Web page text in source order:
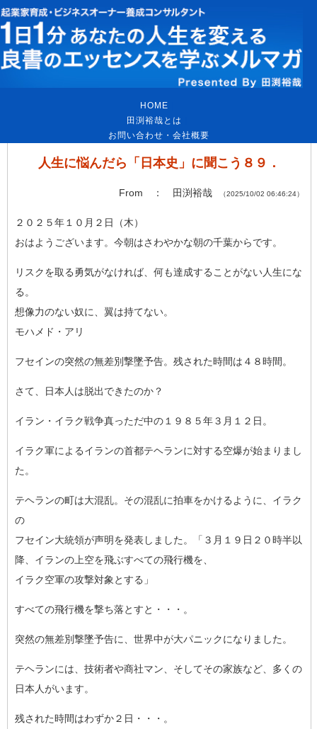
HOME
田渕裕哉とは
お問い合わせ・会社概要
人生に悩んだら「日本史」に聞こう８９．
From ： 田渕裕哉 （2025/10/02 06:46:24）
２０２５年１０月２日（木）
おはようございます。今朝はさわやかな朝の千葉からです。
リスクを取る勇気がなければ、何も達成することがない人生にな
る 。
想像力のない奴に、翼は持てない。
モハメド・アリ
フセインの突然の無差別撃墜予告。残された時間は４８時間。
さて、日本人は脱出できたのか？
イラン・イラク戦争真っただ中の１９８５年３月１２日。
イラク軍によるイランの首都テヘランに対する空爆が始まりまし
た 。
テヘランの町は大混乱。その混乱に拍車をかけるように、イラク
の
フセイン大統領が声明を発表しました。
「３月１９日２０時半以
降、イランの上空を飛ぶすべての飛行機を
イラク空軍の攻撃対象とする」
すべての飛行機を撃ち落とすと・・・。
突然の無差別撃墜予告に、世界中が大パニックになりました。
テヘランには、技術者や商社マン、そしてその家族など、多くの
日本人がいます。
残された時間はわずか２日・・・。